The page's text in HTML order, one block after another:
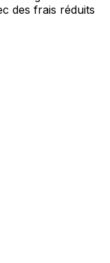
des frais réduits